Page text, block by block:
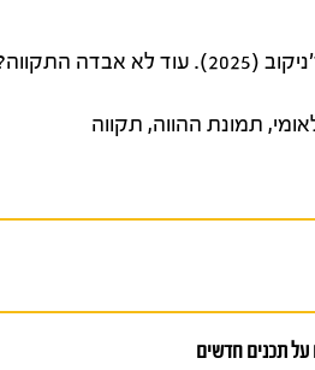
הרמן, תמר, ירון קפלן ואינה אורלי
, תמונת ההווה, תקווה
על תכנים חדשים